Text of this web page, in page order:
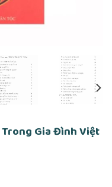
Gia Đình Việt